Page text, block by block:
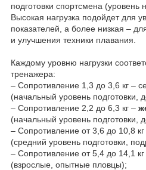
подготовки спортсмена (уровень
Высокая нагрузка подойдет для
показателей, а более низкая –
и улучшения техники плавания.
Каждому уровню нагрузки
тренажера:
– Сопротивление 1,3 до 3,6 кг –
(начальный уровень подготовки,
– Сопротивление 2,2 до 6,3 кг –
(начальный уровень подготовки,
– Сопротивление от 3,6 до 10,8
(средний уровень подготовки,
– Сопротивление от 5,4 до 14,1
(взрослые, опытные пловцы);